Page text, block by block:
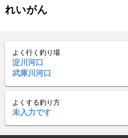
れいがん
よく行く釣り場
淀川河口
武庫川河口
よくする釣り方
未入力です